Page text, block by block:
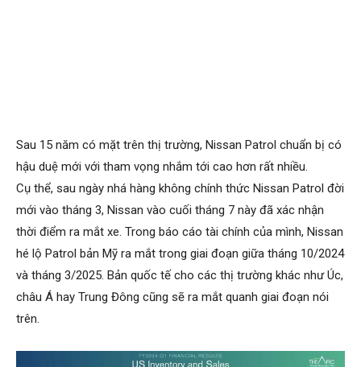
Sau 15 năm có mặt trên thị trường, Nissan Patrol chuẩn bị có
hậu duệ mới với tham vọng nhắm tới cao hơn rất nhiều.
Cụ thể, sau ngày nhá hàng không chính thức Nissan Patrol đời
mới vào tháng 3, Nissan vào cuối tháng 7 này đã xác nhận
thời điểm ra mắt xe. Trong báo cáo tài chính của mình, Nissan
hé lộ Patrol bản Mỹ ra mắt trong giai đoạn giữa tháng 10/2024
và tháng 3/2025. Bản quốc tế cho các thị trường khác như Úc,
châu Á hay Trung Đông cũng sẽ ra mắt quanh giai đoạn nói
trên.